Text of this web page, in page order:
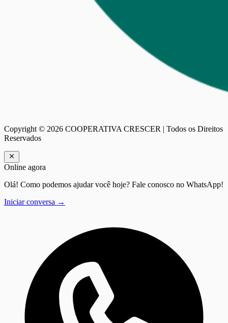
Copyright © 2026 COOPERATIVA CRESCER | Todos os Direitos
Reservados
Online agora
Olá! Como podemos ajudar você hoje? Fale conosco no WhatsApp!
Iniciar conversa →